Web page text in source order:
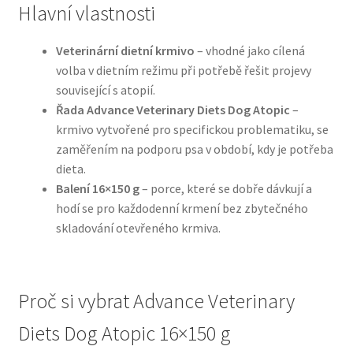
přírodními složkami
Happy Dog — Německá kvalita a přirozené složení
Hill’s pro psy
Hračky pro psy
Konzervy a kapsičky pro psy
N&D Farmina pro psy — Italské holistic krmivo
Pamlsky pro psy
Pelíšky pro psy
Hlavní vlastnosti
Veterinární dietní krmivo – vhodné jako cílená
volba v dietním režimu při potřebě řešit projevy
související s atopií.
Řada Advance Veterinary Diets Dog Atopic –
krmivo vytvořené pro specifickou problematiku, se
zaměřením na podporu psa v období, kdy je potřeba
dieta.
Balení 16×150 g– porce, které se dobře dávkují a
hodí se pro každodenní krmení bez zbytečného
skladování otevřeného krmiva.
Proč si vybrat Advance Veterinary
Diets Dog Atopic 16×150 g